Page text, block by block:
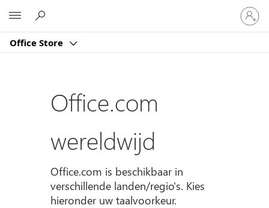
Office Store
Meld
je
aan
je
Office.com
wereldwijd
Office.com is beschikbaar in
verschillende landen/regio's. Kies
hieronder uw taalvoorkeur.